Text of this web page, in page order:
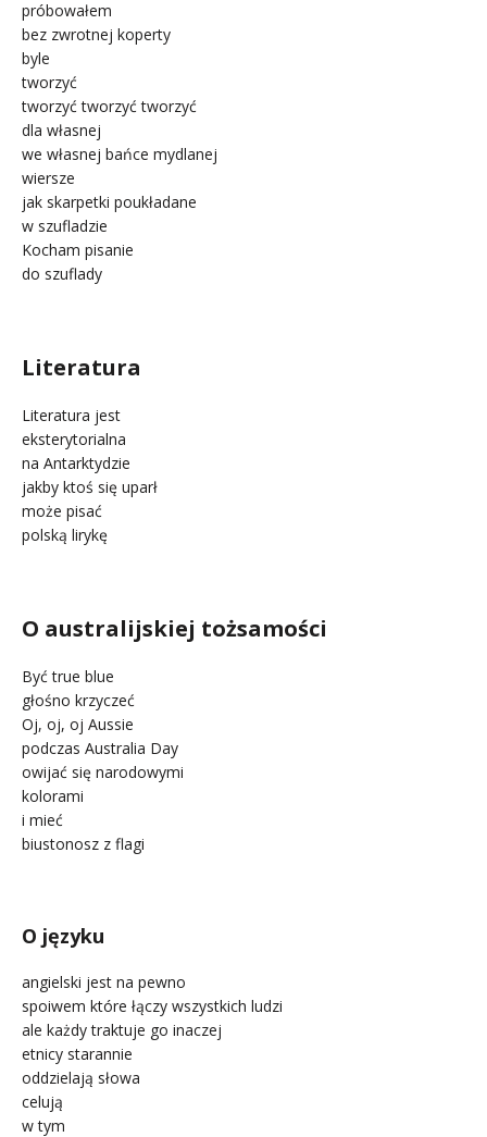
próbowałem
bez zwrotnej koperty
byle
tworzyć
tworzyć tworzyć tworzyć
dla własnej
we własnej bańce mydlanej
wiersze
jak skarpetki poukładane
w szufladzie
Kocham pisanie
do szuflady
Literatura
Literatura jest
eksterytorialna
na Antarktydzie
jakby ktoś się uparł
może pisać
polską lirykę
O australijskiej tożsamości
Być true blue
głośno krzyczeć
Oj, oj, oj Aussie
podczas Australia Day
owijać się narodowymi
kolorami
i mieć
biustonosz z flagi
O języku
angielski jest na pewno
spoiwem które łączy wszystkich ludzi
ale każdy traktuje go inaczej
etnicy starannie
oddzielają słowa
celują
w tym